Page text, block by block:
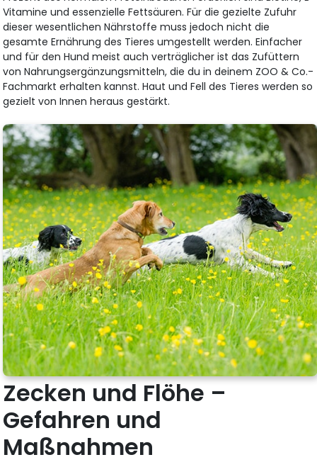
Vitamine und essenzielle Fettsäuren. Für die gezielte Zufuhr
dieser wesentlichen Nährstoffe muss jedoch nicht die
gesamte Ernährung des Tieres umgestellt werden. Einfacher
und für den Hund meist auch verträglicher ist das Zufüttern
von Nahrungsergänzungsmitteln, die du in deinem ZOO & Co.-
Fachmarkt erhalten kannst. Haut und Fell des Tieres werden so
gezielt von Innen heraus gestärkt.
Zecken und Flöhe –
Gefahren und
Maßnahmen